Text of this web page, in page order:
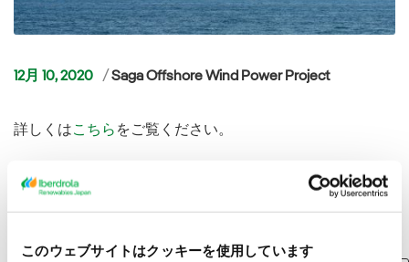
このウェブサイトはクッキーを使用しています
12月 10, 2020
カ
リ
Saga Offshore Wind Power Project
詳しくはこちら をご覧ください。